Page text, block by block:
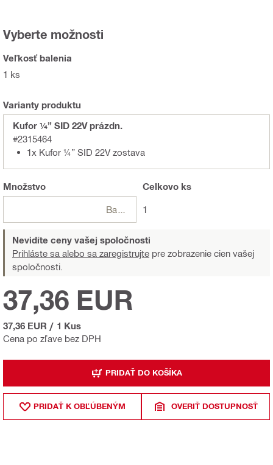
Vyberte možnosti
Veľkosť balenia
1 ks
Varianty produktu
Kufor ¼” SID 22V prázdn.
#2315464
1x Kufor ¼” SID 22V zostava
Množstvo Celkovo ks
1
Nevidíte ceny vašej spoločnosti
Prihláste sa alebo sa zaregistrujte pre zobrazenie cien vašej
spoločnosti.
Cena po zľave bez DPH
37,36 EUR
37,36 EUR / 1 Kus
PRIDAŤ DO KOŠÍKA
PRIDAŤ K OBĽÚBENÝM OVERIŤ DOSTUPNOSŤ